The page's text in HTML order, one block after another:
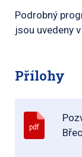
Podrobný
jsou uvedeny
Přílohy
pdf